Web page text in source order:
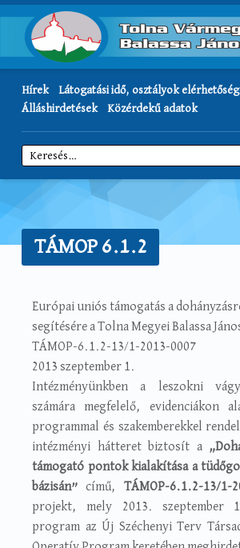
Hírek
Látogatási idő, osztályok
Álláshirdetések
Közérdekű adatok
Keresés:
TÁMOP 6.1.2
Európai uniós támogatás a
segítésére a Tolna Megyei Balassa
TÁMOP-6.1.2-13/1-2013-0007
2013 szeptember 1.
Intézményünkben a leszokni
számára megfelelő, evidenciákon
programmal és szakemberekkel
intézményi hátteret biztosít a
támogató pontok kialakítása a
bázisán” című, TÁMOP-6.1.2-13/1-
projekt, mely 2013. szeptember
program az Új Széchenyi Terv